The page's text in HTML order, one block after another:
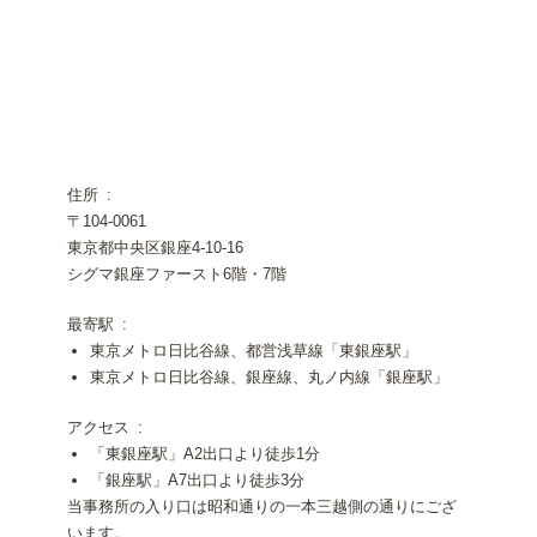
住所
〒104-0061
東京都中央区銀座4-10-16
シグマ銀座ファースト6階・7階
最寄駅
東京メトロ日比谷線、都営浅草線「東銀座駅」
東京メトロ日比谷線、銀座線、丸ノ内線「銀座駅」
アクセス
「東銀座駅」A2出口より徒歩1分
「銀座駅」A7出口より徒歩3分
当事務所の入り口は昭和通りの一本三越側の通りにござ
います。